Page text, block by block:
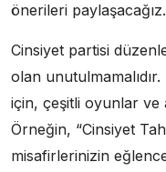
önerileri paylaşacağız.
Cinsiyet partisi
olan
için, çeşitli oyunlar ve
Örneğin, “Cinsiyet
misafirlerinizin